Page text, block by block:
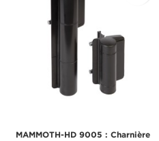
MAMMOTH-HD 9005 : Charnière